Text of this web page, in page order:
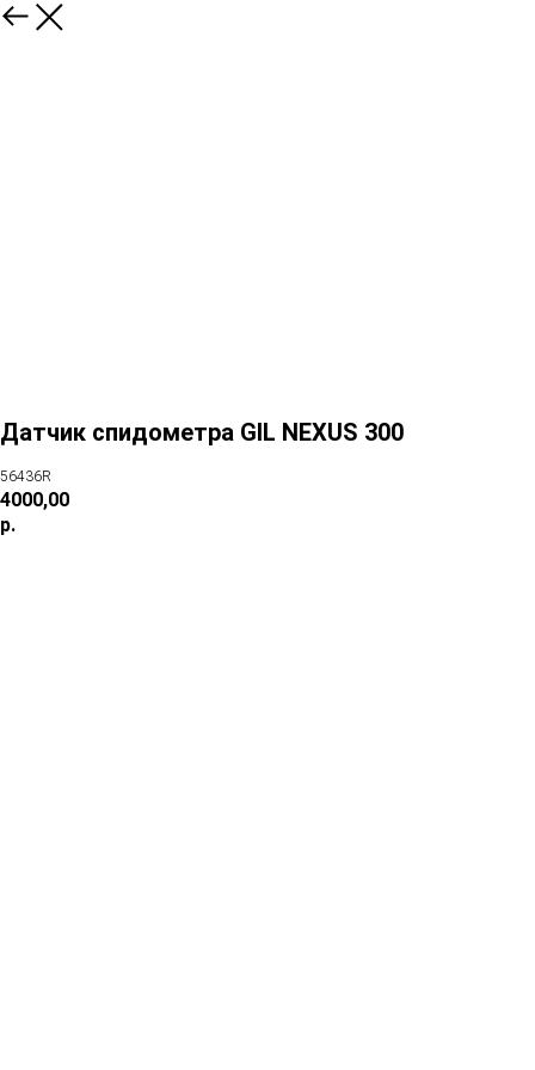
Датчик спидометра GIL NEXUS 300
56436R
4000,00
р.